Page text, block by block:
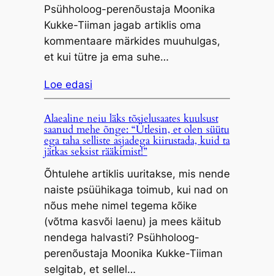
Psühholoog-perenõustaja Moonika
Kukke-Tiiman jagab artiklis oma
kommentaare märkides muuhulgas,
et kui tütre ja ema suhe…
Loe edasi
Alaealine neiu läks tõsielusaates kuulsust
saanud mehe õnge: “Ütlesin, et olen süütu
ega taha selliste asjadega kiirustada, kuid ta
jätkas seksist rääkimist!”
Õhtulehe artiklis uuritakse, mis nende
naiste psüühikaga toimub, kui nad on
nõus mehe nimel tegema kõike
(võtma kasvõi laenu) ja mees käitub
nendega halvasti? Psühholoog-
perenõustaja Moonika Kukke-Tiiman
selgitab, et sellel…